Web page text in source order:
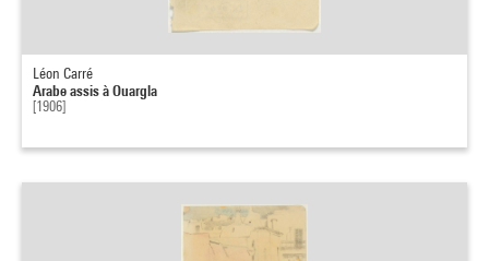
Léon Carré
Arabe assis à Ouargla
[1906]